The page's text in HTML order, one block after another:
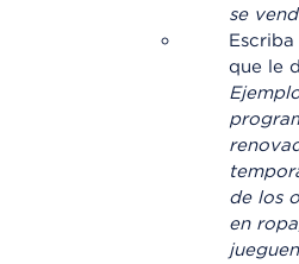
se
que le
de los
en